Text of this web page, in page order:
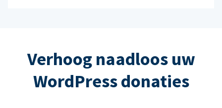
Verhoog naadloos uw
WordPress donaties